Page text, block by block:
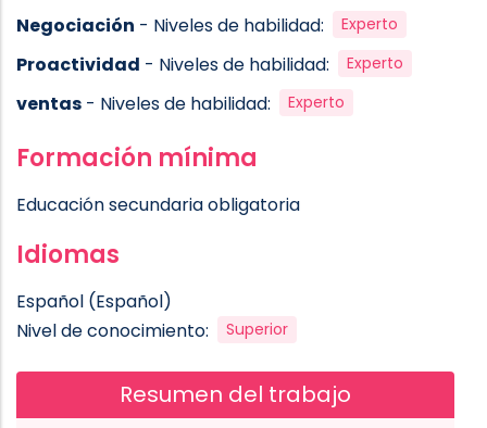
Negociación - Niveles de habilidad: Experto
Proactividad - Niveles de habilidad: Experto
ventas - Niveles de habilidad: Experto
Formación mínima
Educación secundaria obligatoria
Idiomas
Español (Español)
Nivel de conocimiento:
Superior
Resumen del trabajo